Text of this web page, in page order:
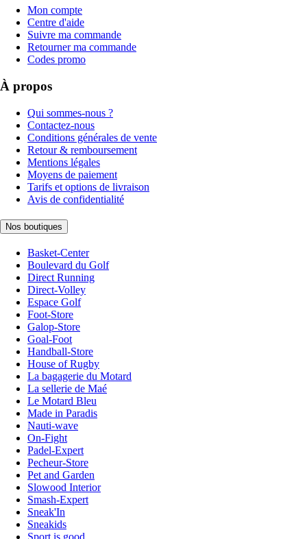
Mon compte
Centre d'aide
Suivre ma commande
Retourner ma commande
Codes promo
À propos
Qui sommes-nous ?
Contactez-nous
Conditions générales de vente
Retour & remboursement
Mentions légales
Moyens de paiement
Tarifs et options de livraison
Avis de confidentialité
Nos boutiques
Basket-Center
Boulevard du Golf
Direct Running
Direct-Volley
Espace Golf
Foot-Store
Galop-Store
Goal-Foot
Handball-Store
House of Rugby
La bagagerie du Motard
La sellerie de Maé
Le Motard Bleu
Made in Paradis
Nauti-wave
On-Fight
Padel-Expert
Pecheur-Store
Pet and Garden
Slowood Interior
Smash-Expert
Sneak'In
Sneakids
Sport is good